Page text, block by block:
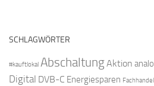
SCHLAGWÖRTER
#kauftlokal AbschaltungAktion
Digital DVB-C Energiesparen Fachhandel